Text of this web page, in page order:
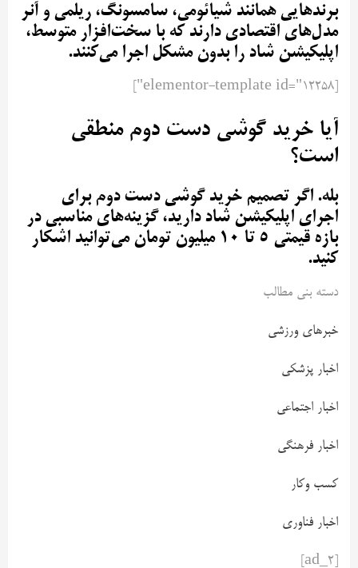
برندهایی همانند شیائومی، سامسونگ، ریلمی و آنر
مدل‌های اقتصادی دارند که با سخت‌افزار متوسط،
اپلیکیشن شاد را بدون مشکل اجرا می‌کنند.
آیا خرید گوشی دست دوم منطقی
است؟
بله. اگر تصمیم خرید گوشی دست دوم برای
اجرای اپلیکیشن شاد دارید، گزینه‌های مناسبی در
بازه قیمتی ۵ تا ۱۰ میلیون تومان می‌توانید اشکار
کنید.
دسته بنی مطالب
خبرهای ورزشی
اخبار پزشکی
اخبار اجتماعی
اخبار فرهنگی
کسب وکار
اخبار فناوری